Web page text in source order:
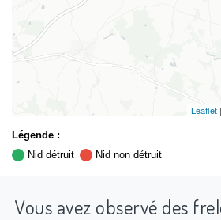
Leaflet
Légende :
Nid détruit
Nid non détruit
Vous avez observé des